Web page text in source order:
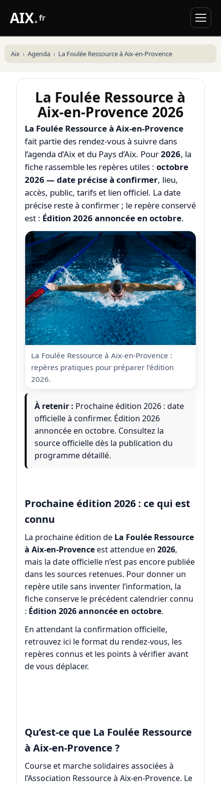
AIX.fr
Aix Agenda La Foulée Ressource à Aix-en-Provence
La Foulée Ressource à
Aix-en-Provence 2026
La Foulée Ressource à Aix-en-Provence
fait partie des rendez-vous à suivre dans
l’agenda d’Aix et du Pays d’Aix. Pour2026, la
fiche rassemble les repères utiles : octobre
2026 — date précise à confirmer, lieu,
accès, public, tarifs et lien officiel. La date
précise reste à confirmer ; le repère conservé
est : Édition 2026 annoncée en octobre.
La Foulée Ressource à Aix-en-Provence :
repères pratiques pour préparer l’édition
2026.
À retenir : Prochaine édition 2026 : date
officielle à confirmer. Édition 2026
annoncée en octobre. Consultez la
source officielle dès la publication du
programme détaillé.
Prochaine édition 2026 : ce qui est
connu
La prochaine édition de La Foulée Ressource
à Aix-en-Provenceest attendue en 2026,
mais la date officielle n’est pas encore publiée
dans les sources retenues. Pour donner un
repère utile sans inventer l’information, la
fiche conserve le précédent calendrier connu
: Édition 2026 annoncée en octobre.
En attendant la confirmation officielle,
retrouvez ici le format du rendez-vous, les
repères connus et les points à vérifier avant
de vous déplacer.
Qu’est-ce que La Foulée Ressource
à Aix-en-Provence ?
Course et marche solidaires associées à
l’Association Ressource à Aix-en-Provence. Le